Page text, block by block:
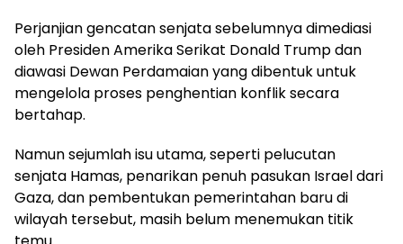
Perjanjian gencatan senjata sebelumnya dimediasi
oleh Presiden Amerika Serikat Donald Trump dan
diawasi Dewan Perdamaian yang dibentuk untuk
mengelola proses penghentian konflik secara
bertahap.
Namun sejumlah isu utama, seperti pelucutan
senjata Hamas, penarikan penuh pasukan Israel dari
Gaza, dan pembentukan pemerintahan baru di
wilayah tersebut, masih belum menemukan titik